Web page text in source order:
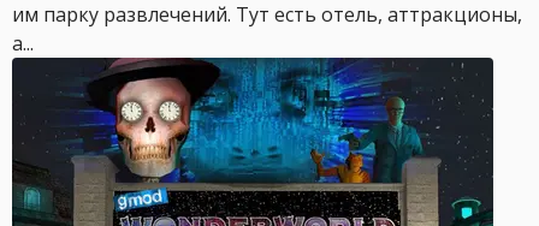
им парку развлечений. Тут есть отель, аттракционы,
а...